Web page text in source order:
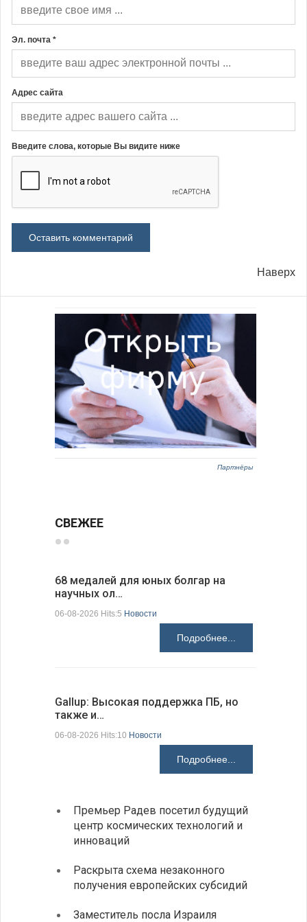
Эл. почта *
Адрес сайта
Введите слова, которые Вы видите ниже
Наверх
Партнёры
СВЕЖЕЕ
68 медалей для юных болгар на
научных ол…
06-08-2026 Hits:5 Новости
Подробнее...
Gallup: Высокая поддержка ПБ, но
также и…
06-08-2026 Hits:10 Новости
Подробнее...
Премьер Радев посетил будущий
центр космических технологий и
инноваций
Раскрыта схема незаконного
получения европейских субсидий
Заместитель посла Израиля